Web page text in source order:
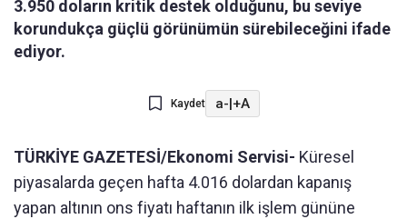
3.950 doların kritik destek olduğunu, bu seviye
korundukça güçlü görünümün sürebileceğini ifade
ediyor.
Kaydet a-|+A
TÜRKİYE GAZETESİ/Ekonomi Servisi- Küresel
piyasalarda geçen hafta 4.016 dolardan kapanış
yapan altının ons fiyatı haftanın ilk işlem gününe